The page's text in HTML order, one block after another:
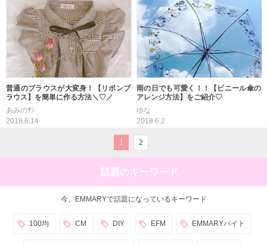
普通のブラウスが大変身！【リボンブ
ラウス】を簡単に作る方法＼♡／
あみのｻﾝ
2018.6.14
雨の日でも可愛く！！【ビニール傘の
アレンジ方法】をご紹介♡
ゆな
2018.6.2
1 2
話題のキーワード
今、EMMARYで話題になっているキーワード
100均 CM DIY EFM EMMARYバイト